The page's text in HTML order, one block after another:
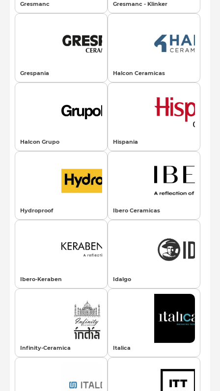
Gresmanc Gresmanc - Klinker
Grespania Halcon Ceramicas
Halcon Grupo Hispania
Hydroproof Ibero Ceramicas
Ibero-Keraben Idalgo
Infinity-Ceramica Italica